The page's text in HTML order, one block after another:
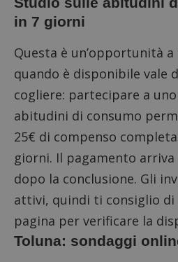
in 7 giorni
Questa è un’opportunità
quando è disponibile vale
cogliere: partecipare a
abitudini di consumo
25€ di compenso
giorni. Il pagamento
dopo la conclusione. Gli
attivi, quindi ti consiglio
pagina per verificare la
Toluna: sondaggi